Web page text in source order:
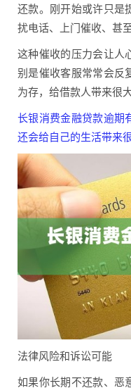
还款。刚开始或许只是
扰电话、上门催收、甚
这种催收的压力会让人
别是催收客服常常会反
为存，给借款人带来很
长银消费金融贷款逾期
还会给自己的生活带来
法律风险和诉讼可能
如果你长期不还款、恶